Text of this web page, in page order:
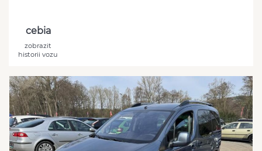
cebia
zobrazit
historii vozu